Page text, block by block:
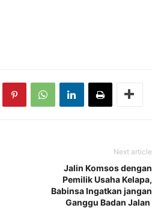
Next article
Jalin Komsos dengan
Pemilik Usaha Kelapa,
Babinsa Ingatkan jangan
Ganggu Badan Jalan